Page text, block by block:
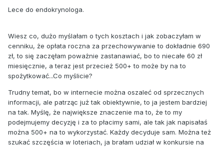
Lece do endokrynologa.
Wiesz co, dużo myślałam o tych kosztach i jak zobaczyłam w
cenniku, że opłata roczna za przechowywanie to dokładnie 690
zł, to się zaczęłam poważnie zastanawiać, bo to niecałe 60 zł
miesięcznie, a teraz jest przecież 500+ to może by na to
spożytkować...Co myślicie?
Trudny temat, bo w internecie można oszaleć od sprzecznych
informacji, ale patrząc już tak obiektywnie, to ja jestem bardziej
na tak. Myślę, że największe znaczenie ma to, że to my
podejmujemy decyzję i za to płacimy sami, ale tak jak napisałaś
można 500+ na to wykorzystać. Każdy decyduje sam. Można też
szukać szczęścia w loteriach, ja brałam udział w konkursie na